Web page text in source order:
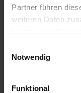
Partner führen
weiteren Daten
Notwendig
Funktional